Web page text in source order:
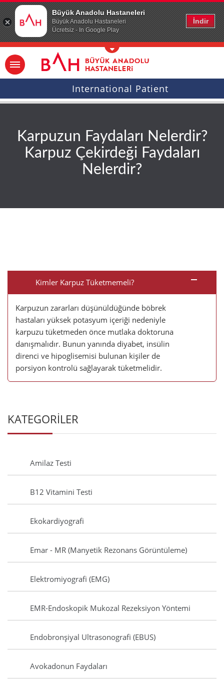
Büyük Anadolu Hastaneleri
Büyük Anadolu Hastaneleri
Ücretsiz - In Google Play
İndir
Ana icerige atla
International Patient
Karpuzun Faydaları Nelerdir?
Karpuz Çekirdeği Faydaları
Nelerdir?
Kimler Karpuz Tüketmemeli?
Karpuzun zararları düşünüldüğünde böbrek
hastaları yüksek potasyum içeriği nedeniyle
karpuzu tüketmeden önce mutlaka doktoruna
danışmalıdır. Bunun yanında diyabet, insülin
direnci ve hipoglisemisi bulunan kişiler de
porsiyon kontrolü sağlayarak tüketmelidir.
KATEGORİLER
Amilaz Testi
B12 Vitamini Testi
Ekokardiyografi
Emar - MR (Manyetik Rezonans Görüntüleme)
Elektromiyografi (EMG)
EMR-Endoskopik Mukozal Rezeksiyon Yöntemi
Endobronşiyal Ultrasonografi (EBUS)
Avokadonun Faydaları